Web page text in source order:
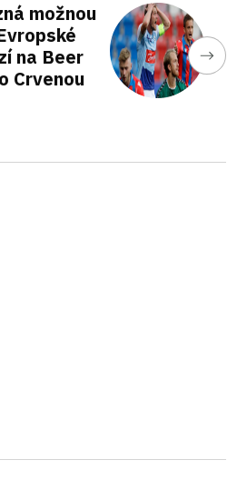
možnou
na Beer
Crvenou